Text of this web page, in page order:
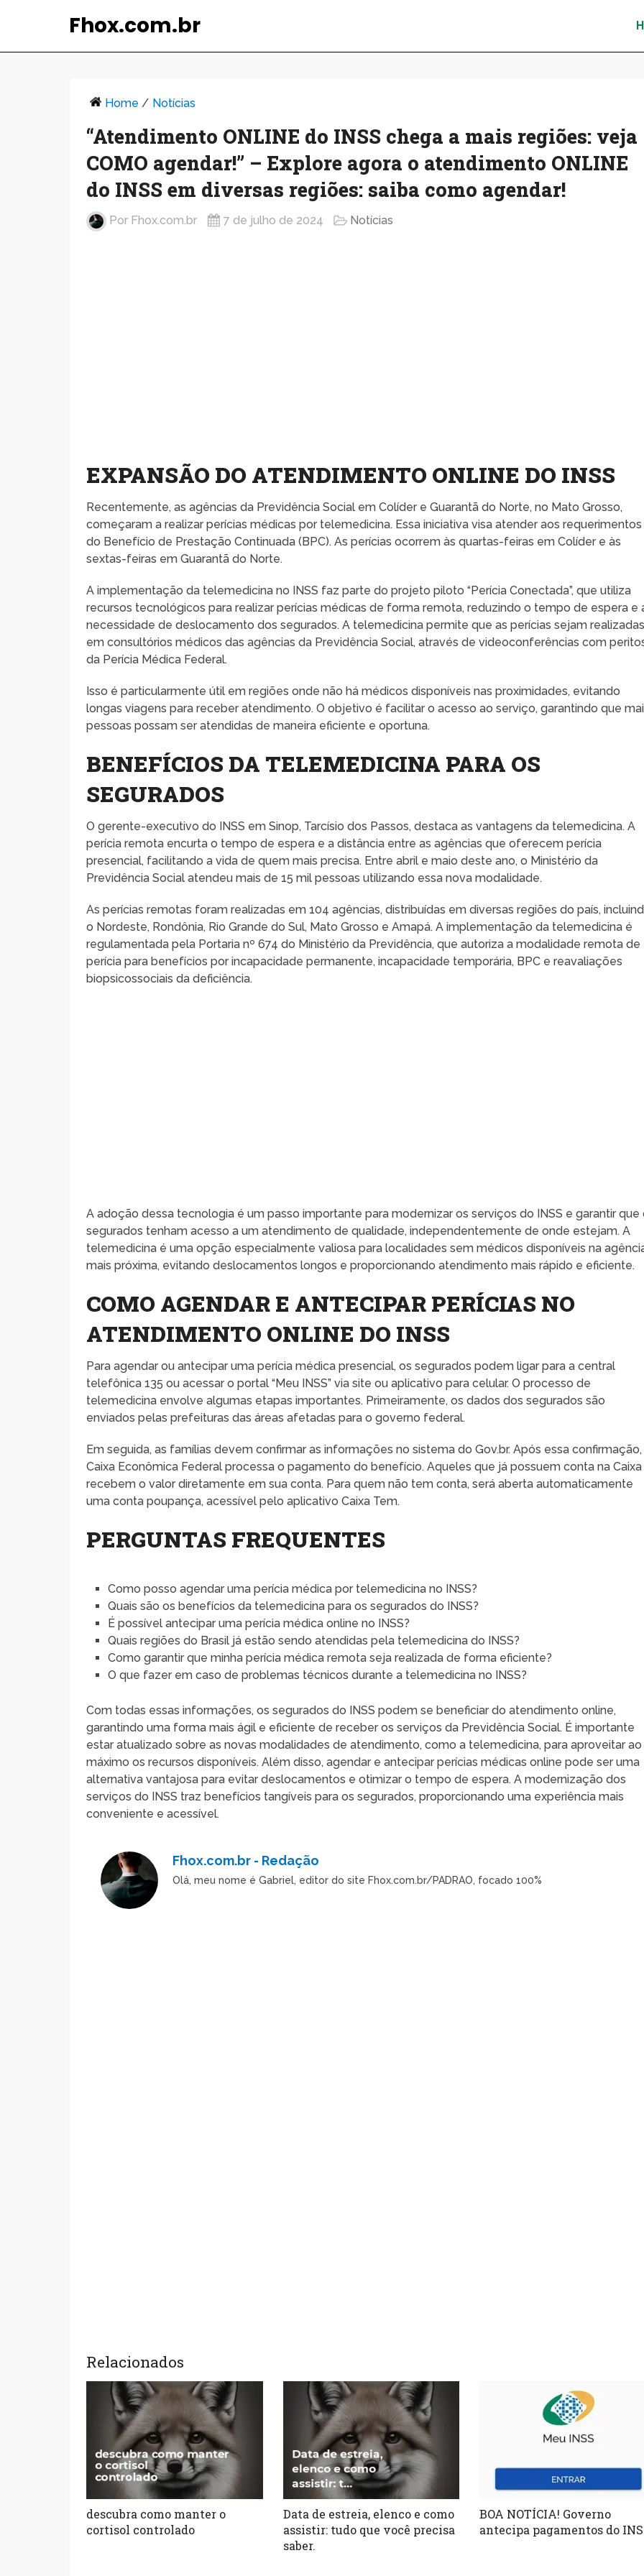
Fhox.com.br
Home / Notícias
“Atendimento ONLINE do INSS chega a mais regiões: veja
COMO agendar!” – Explore agora o atendimento ONLINE
do INSS em diversas regiões: saiba como agendar!
Por Fhox.com.br 7 de julho de 2024 Notícias
EXPANSÃO DO ATENDIMENTO ONLINE DO INSS
Recentemente, as agências da Previdência Social em Colíder e Guarantã do Norte, no Mato Grosso,
começaram a realizar perícias médicas por telemedicina. Essa iniciativa visa atender aos requerimentos
do Benefício de Prestação Continuada (BPC). As perícias ocorrem às quartas-feiras em Colíder e às
sextas-feiras em Guarantã do Norte.
A implementação da telemedicina no INSS faz parte do projeto piloto “Perícia Conectada”, que utiliza
recursos tecnológicos para realizar perícias médicas de forma remota, reduzindo o tempo de espera e
necessidade de deslocamento dos segurados. A telemedicina permite que as perícias sejam
em consultórios médicos das agências da Previdência Social, através de videoconferências com
da Perícia Médica Federal.
Isso é particularmente útil em regiões onde não há médicos disponíveis nas proximidades, evitando
longas viagens para receber atendimento. O objetivo é facilitar o acesso ao serviço, garantindo que
pessoas possam ser atendidas de maneira eficiente e oportuna.
BENEFÍCIOS DA TELEMEDICINA PARA OS
SEGURADOS
O gerente-executivo do INSS em Sinop, Tarcísio dos Passos, destaca as vantagens da telemedicina. A
perícia remota encurta o tempo de espera e a distância entre as agências que oferecem perícia
presencial, facilitando a vida de quem mais precisa. Entre abril e maio deste ano, o Ministério da
Previdência Social atendeu mais de 15 mil pessoas utilizando essa nova modalidade.
As perícias remotas foram realizadas em 104 agências, distribuídas em diversas regiões do país,
o Nordeste, Rondônia, Rio Grande do Sul, Mato Grosso e Amapá. A implementação da telemedicina é
regulamentada pela Portaria nº 674 do Ministério da Previdência, que autoriza a modalidade remota de
perícia para benefícios por incapacidade permanente, incapacidade temporária, BPC e reavaliações
biopsicossociais da deficiência.
A adoção dessa tecnologia é um passo importante para modernizar os serviços do INSS e garantir que
segurados tenham acesso a um atendimento de qualidade, independentemente de onde estejam. A
telemedicina é uma opção especialmente valiosa para localidades sem médicos disponíveis na
mais próxima, evitando deslocamentos longos e proporcionando atendimento mais rápido e eficiente.
COMO AGENDAR E ANTECIPAR PERÍCIAS NO
ATENDIMENTO ONLINE DO INSS
Para agendar ou antecipar uma perícia médica presencial, os segurados podem ligar para a central
telefônica 135 ou acessar o portal “Meu INSS” via site ou aplicativo para celular. O processo de
telemedicina envolve algumas etapas importantes. Primeiramente, os dados dos segurados são
enviados pelas prefeituras das áreas afetadas para o governo federal.
Em seguida, as famílias devem confirmar as informações no sistema do Gov.br. Após essa confirmação,
Caixa Econômica Federal processa o pagamento do benefício. Aqueles que já possuem conta na Caixa
recebem o valor diretamente em sua conta. Para quem não tem conta, será aberta automaticamente
uma conta poupança, acessível pelo aplicativo Caixa Tem.
PERGUNTAS FREQUENTES
Como posso agendar uma perícia médica por telemedicina no INSS?
Quais são os benefícios da telemedicina para os segurados do INSS?
É possível antecipar uma perícia médica online no INSS?
Quais regiões do Brasil já estão sendo atendidas pela telemedicina do INSS?
Como garantir que minha perícia médica remota seja realizada de forma eficiente?
O que fazer em caso de problemas técnicos durante a telemedicina no INSS?
Com todas essas informações, os segurados do INSS podem se beneficiar do atendimento online,
garantindo uma forma mais ágil e eficiente de receber os serviços da Previdência Social. É importante
estar atualizado sobre as novas modalidades de atendimento, como a telemedicina, para aproveitar ao
máximo os recursos disponíveis. Além disso, agendar e antecipar perícias médicas online pode ser uma
alternativa vantajosa para evitar deslocamentos e otimizar o tempo de espera. A modernização dos
serviços do INSS traz benefícios tangíveis para os segurados, proporcionando uma experiência mais
conveniente e acessível.
Fhox.com.br - Redação
Olá, meu nome é Gabriel, editor do site Fhox.com.br/PADRAO, focado 100%
Relacionados
descubra como manter o
cortisol controlado
Data de estreia, elenco e como
assistir: tudo que você precisa
saber.
BOA NOTÍCIA! Governo
antecipa pagamentos do